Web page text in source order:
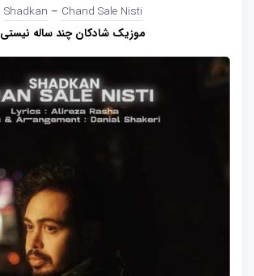
Shadkan – Chand Sale Nisti
موزیک شادکان چند ساله نیستی